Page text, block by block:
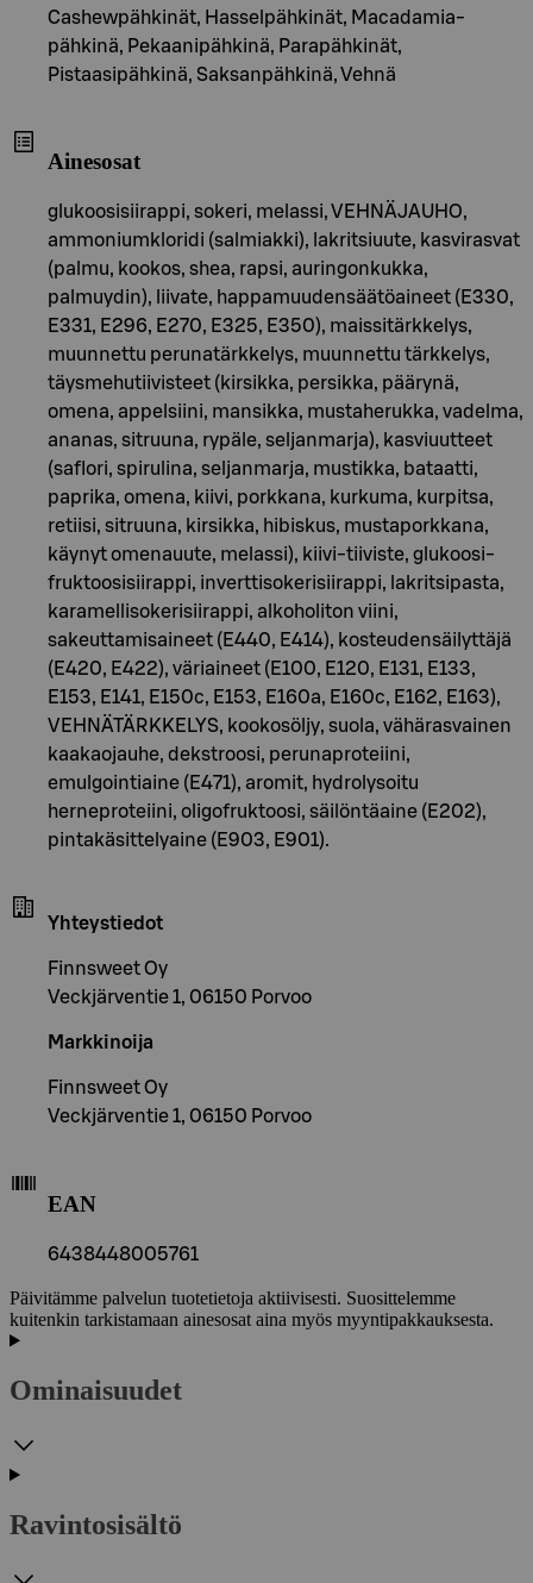
Cashewpähkinät, Hasselpähkinät, Macadamia-
pähkinä, Pekaanipähkinä, Parapähkinät,
Pistaasipähkinä, Saksanpähkinä, Vehnä
Ainesosat
glukoosisiirappi, sokeri, melassi, VEHNÄJAUHO,
ammoniumkloridi (salmiakki), lakritsiuute, kasvirasvat
(palmu, kookos, shea, rapsi, auringonkukka,
palmuydin), liivate, happamuudensäätöaineet (E330,
E331, E296, E270, E325, E350), maissitärkkelys,
muunnettu perunatärkkelys, muunnettu tärkkelys,
täysmehutiivisteet (kirsikka, persikka, päärynä,
omena, appelsiini, mansikka, mustaherukka, vadelma,
ananas, sitruuna, rypäle, seljanmarja), kasviuutteet
(saflori, spirulina, seljanmarja, mustikka, bataatti,
paprika, omena, kiivi, porkkana, kurkuma, kurpitsa,
retiisi, sitruuna, kirsikka, hibiskus, mustaporkkana,
käynyt omenauute, melassi), kiivi-tiiviste, glukoosi-
fruktoosisiirappi, inverttisokerisiirappi, lakritsipasta,
karamellisokerisiirappi, alkoholiton viini,
sakeuttamisaineet (E440, E414), kosteudensäilyttäjä
(E420, E422), väriaineet (E100, E120, E131, E133,
E153, E141, E150c, E153, E160a, E160c, E162, E163),
VEHNÄTÄRKKELYS, kookosöljy, suola, vähärasvainen
kaakaojauhe, dekstroosi, perunaproteiini,
emulgointiaine (E471), aromit, hydrolysoitu
herneproteiini, oligofruktoosi, säilöntäaine (E202),
pintakäsittelyaine (E903, E901).
Yhteystiedot
Finnsweet Oy
Veckjärventie 1, 06150 Porvoo
Markkinoija
Finnsweet Oy
Veckjärventie 1, 06150 Porvoo
EAN
6438448005761
Päivitämme palvelun tuotetietoja aktiivisesti. Suosittelemme
kuitenkin tarkistamaan ainesosat aina myös myyntipakkauksesta.
Ominaisuudet
Ravintosisältö